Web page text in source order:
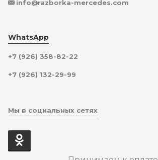
info@razborka-mercedes.com
WhatsApp
+7 (926) 358-82-22
+7 (926) 132-29-99
Мы в социальных сетях